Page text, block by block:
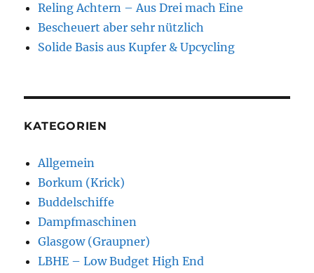
Reling Achtern – Aus Drei mach Eine
Bescheuert aber sehr nützlich
Solide Basis aus Kupfer & Upcycling
KATEGORIEN
Allgemein
Borkum (Krick)
Buddelschiffe
Dampfmaschinen
Glasgow (Graupner)
LBHE – Low Budget High End